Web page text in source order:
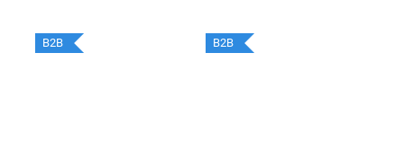
B2B B2B